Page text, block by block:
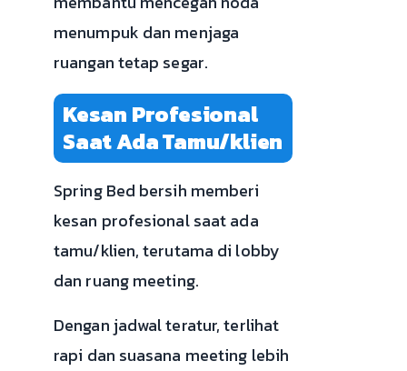
menumpuk dan menjaga
ruangan tetap segar.
Kesan Profesional
Saat Ada Tamu/klien
Spring Bed bersih memberi
kesan profesional saat ada
tamu/klien, terutama di lobby
dan ruang meeting.
Dengan jadwal teratur, terlihat
rapi dan suasana meeting lebih